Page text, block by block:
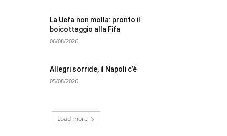
La Uefa non molla: pronto il
boicottaggio alla Fifa
06/08/2026
Allegri sorride, il Napoli c’è
05/08/2026
Load more